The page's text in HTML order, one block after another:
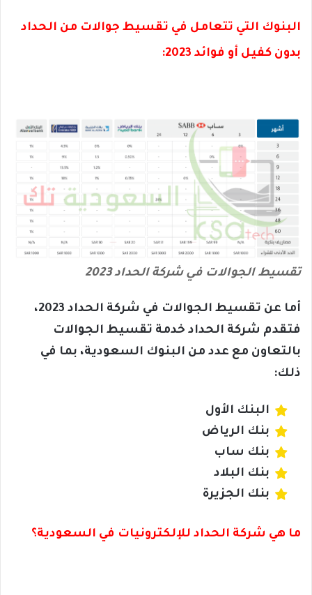
البنوك التي تتعامل في تقسيط جوالات من الحداد
بدون كفيل أو فوائد 2023:
تقسيط الجوالات في شركة الحداد 2023
أما عن تقسيط الجوالات في شركة الحداد 2023،
فتقدم شركة الحداد خدمة تقسيط الجوالات
بالتعاون مع عدد من البنوك السعودية، بما في
ذلك:
البنك الأول
بنك الرياض
بنك ساب
بنك البلاد
بنك الجزيرة
ما هي شركة الحداد للإلكترونيات في السعودية؟